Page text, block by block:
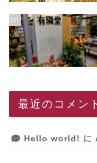
10
最近のコメン
Hello world! に